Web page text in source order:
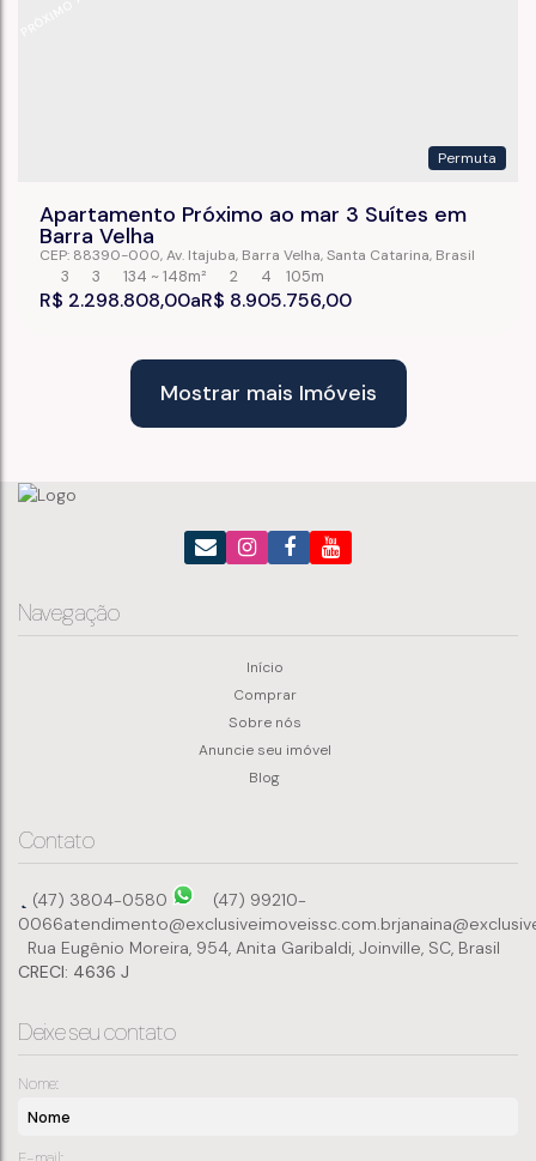
Permuta
Apartamento Próximo ao mar 3 Suítes em
Barra Velha
R$ 2.298.808,00 R$ 8.905.756,00
CEP: 88390-000,Av. Itajuba, Barra Velha,Santa Catarina, Brasil
3 4
134 ~ 148m²
3 2 105m
Mostrar mais Imóveis
Navegação
Início
Comprar
Sobre nós
Anuncie seu imóvel
Blog
Contato
(47) 3804-0580
(47) 99210-
0066atendimento@exclusiveimoveissc.com.br
Rua Eugênio Moreira, 954, Anita Garibaldi, Joinville, SC, Brasil
CRECI: 4636 J
Deixe seu contato
Nome: